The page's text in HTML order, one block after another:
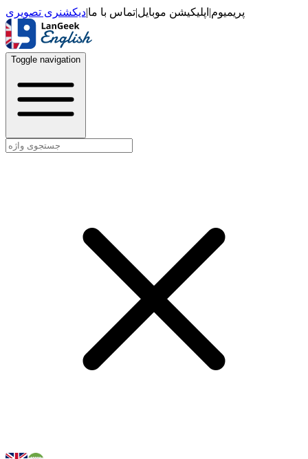
پریمیوم| اپلیکیشن موبایل|تماس با ما|دیکشنری تصویری
Toggle navigation